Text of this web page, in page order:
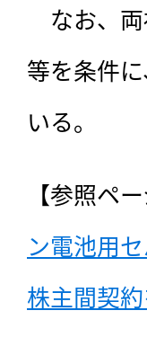
なお、両
等を条件
いる。
【参照ペー
ン電池用
株主間契